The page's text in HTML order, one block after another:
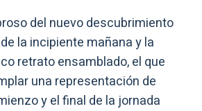
del nuevo descubrimiento
la incipiente mañana y la
retrato ensamblado, el que
una representación de
y el final de la jornada